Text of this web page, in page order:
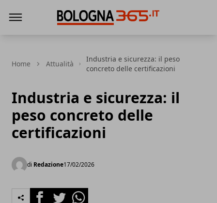
Home Attualità
Industria e sicurezza: il peso
concreto delle certificazioni
Industria e sicurezza: il
peso concreto delle
certificazioni
di Redazione17/02/2026
FacebookTwitterWhatsapp